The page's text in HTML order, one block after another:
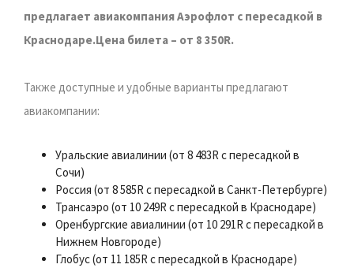
предлагает авиакомпания Аэрофлот с пересадкой в
Краснодаре.Цена билета – от 8 350R.
Также доступные и удобные варианты предлагают
авиакомпании:
Уральские авиалинии (от 8 483R с пересадкой в
Сочи)
Россия (от 8 585R с пересадкой в Санкт-Петербурге)
Трансаэро (от 10 249R с пересадкой в Краснодаре)
Оренбургские авиалинии (от 10 291R с пересадкой в
Нижнем Новгороде)
Глобус (от 11 185R с пересадкой в Краснодаре)